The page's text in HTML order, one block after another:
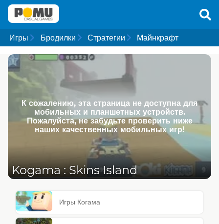
Игры Бродилки Стратегии Майнкрафт
К сожалению, эта страница не доступна для
мобильных и планшетных устройств.
Пожалуйста, не забудьте проверить ниже
наших качественных мобильных игр!
Kogama : Skins Island
Игры Когама